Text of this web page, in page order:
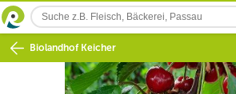
Biolandhof Keicher